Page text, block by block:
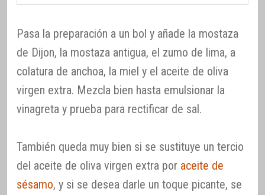
Pasa la preparación a un bol y añade la mostaza
de Dijon, la mostaza antigua, el zumo de lima, a
colatura de anchoa, la miel y el aceite de oliva
virgen extra. Mezcla bien hasta emulsionar la
vinagreta y prueba para rectificar de sal.
También queda muy bien si se sustituye un tercio
del aceite de oliva virgen extra por aceite de
sésamo, y si se desea darle un toque picante, se